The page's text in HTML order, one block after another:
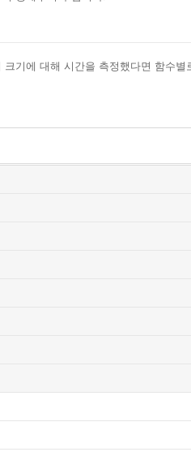
기에 대해 시간을 측정했다면 함수